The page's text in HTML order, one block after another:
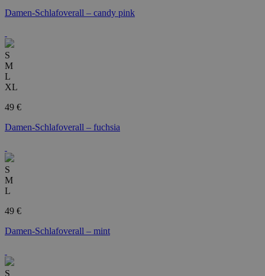
Damen-Schlafoverall – candy pink
S
M
L
XL
49 €
Damen-Schlafoverall – fuchsia
S
M
L
49 €
Damen-Schlafoverall – mint
S